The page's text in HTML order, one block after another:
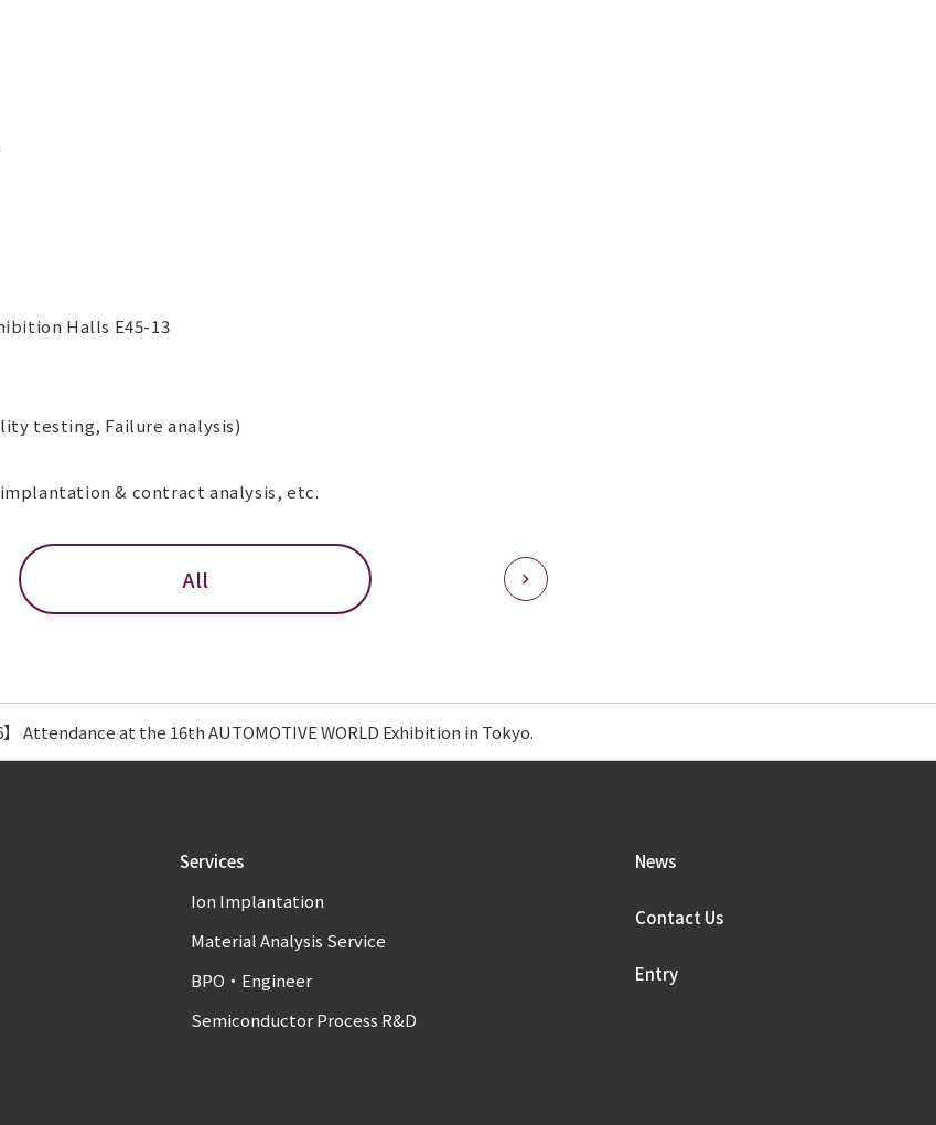
Halls E45-13
testing, Failure analysis)
& contract analysis, etc.
All
】 Attendance at the 16th AUTOMOTIVE WORLD Exhibition in Tokyo.
Services
Ion Implantation
Material Analysis Service
BPO・Engineer
Semiconductor Process R&D
News
Contact Us
Entry